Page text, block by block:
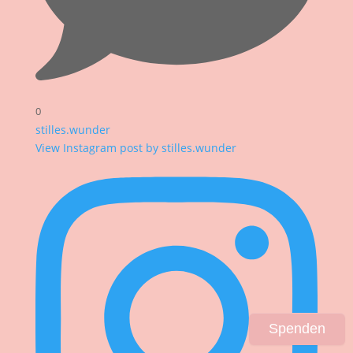
0
stilles.wunder
View Instagram post by stilles.wunder
Spenden